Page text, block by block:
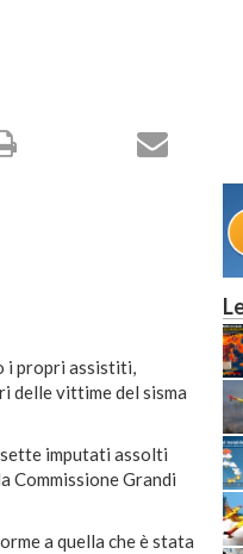
i propri assistiti,
delle vittime del sisma
imputati assolti
Commissione Grandi
a quella che è stata